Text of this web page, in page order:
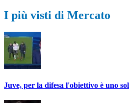
I più visti di Mercato
Juve, per la difesa l'obiettivo è uno